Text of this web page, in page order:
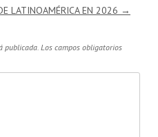
LATINOAMÉRICA EN 2026 →
publicada. Los campos obligatorios